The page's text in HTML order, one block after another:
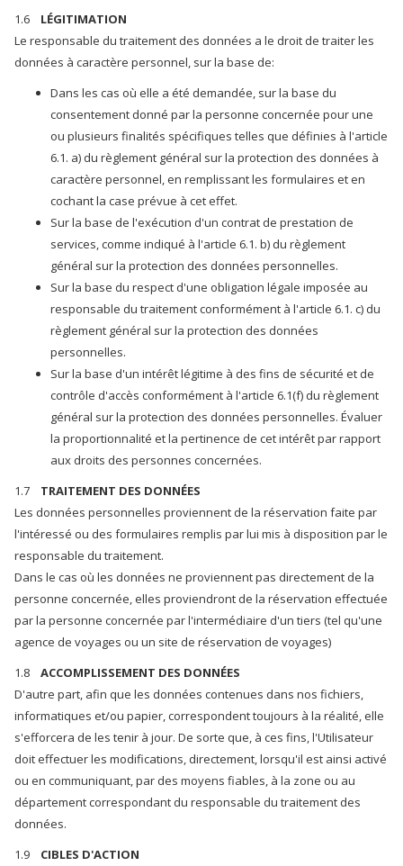
1.6 LÉGITIMATION
Le responsable du traitement des données a le droit de traiter les
données à caractère personnel, sur la base de:
Dans les cas où elle a été demandée, sur la base du
consentement donné par la personne concernée pour une
ou plusieurs finalités spécifiques telles que définies à l'article
6.1. a) du règlement général sur la protection des données à
caractère personnel, en remplissant les formulaires et en
cochant la case prévue à cet effet.
Sur la base de l'exécution d'un contrat de prestation de
services, comme indiqué à l'article 6.1. b) du règlement
général sur la protection des données personnelles.
Sur la base du respect d'une obligation légale imposée au
responsable du traitement conformément à l'article 6.1. c) du
règlement général sur la protection des données
personnelles.
Sur la base d'un intérêt légitime à des fins de sécurité et de
contrôle d'accès conformément à l'article 6.1(f) du règlement
général sur la protection des données personnelles. Évaluer
la proportionnalité et la pertinence de cet intérêt par rapport
aux droits des personnes concernées.
1.7 TRAITEMENT DES DONNÉES
Les données personnelles proviennent de la réservation faite par
l'intéressé ou des formulaires remplis par lui mis à disposition par le
responsable du traitement.
Dans le cas où les données ne proviennent pas directement de la
personne concernée, elles proviendront de la réservation effectuée
par la personne concernée par l'intermédiaire d'un tiers (tel qu'une
agence de voyages ou un site de réservation de voyages)
1.8 ACCOMPLISSEMENT DES DONNÉES
D'autre part, afin que les données contenues dans nos fichiers,
informatiques et/ou papier, correspondent toujours à la réalité, elle
s'efforcera de les tenir à jour. De sorte que, à ces fins, l'Utilisateur
doit effectuer les modifications, directement, lorsqu'il est ainsi activé
ou en communiquant, par des moyens fiables, à la zone ou au
département correspondant du responsable du traitement des
données.
1.9 CIBLES D'ACTION